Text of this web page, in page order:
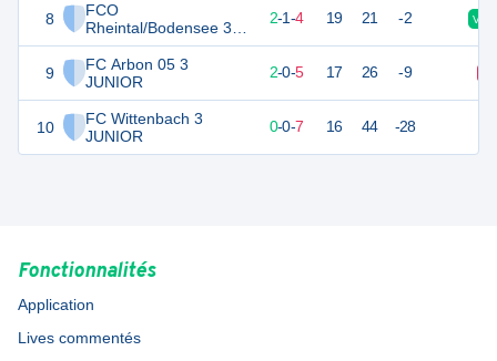
8
FCO
Rheintal/Bodensee 3
JUNIOR
9
FC Arbon 05 3
JUNIOR
10
FC Wittenbach 3
JUNIOR
2-1-4 19 21 -2 V
2-0-5 17 26 -9
0 0-0-7 16 44 -28
Fonctionnalités
Application
Lives commentés